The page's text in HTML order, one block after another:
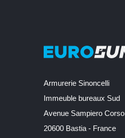
Armurerie Sinoncelli
Immeuble bureaux Sud
Avenue Sampiero
20600 Bastia - France